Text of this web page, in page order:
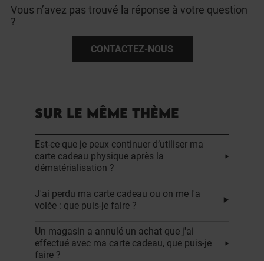
Vous n’avez pas trouvé la réponse à votre question
?
CONTACTEZ-NOUS
SUR LE MÊME THÈME
Est-ce que je peux continuer d’utiliser ma
carte cadeau physique après la
dématérialisation ?
J'ai perdu ma carte cadeau ou on me l'a
volée : que puis-je faire ?
Un magasin a annulé un achat que j'ai
effectué avec ma carte cadeau, que puis-je
faire ?